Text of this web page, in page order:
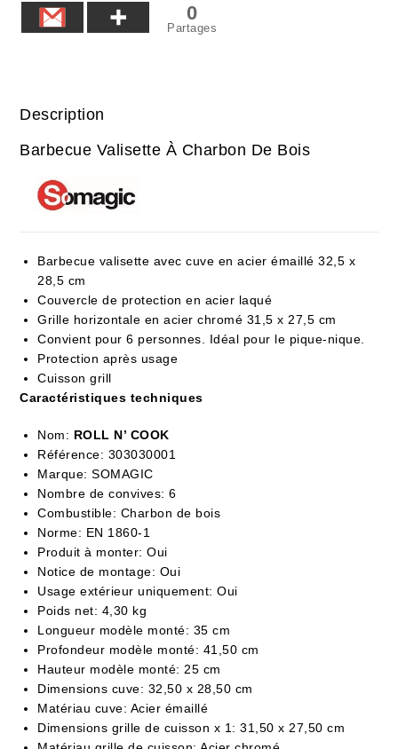
0
Partages
Description
Barbecue Valisette À Charbon De Bois
Barbecue valisette avec cuve en acier émaillé 32,5 x
28,5 cm
Couvercle de protection en acier laqué
Grille horizontale en acier chromé 31,5 x 27,5 cm
Convient pour 6 personnes. Idéal pour le pique-nique.
Protection après usage
Cuisson grill
Caractéristiques techniques
Nom: ROLL N’ COOK
Référence: 303030001
Marque: SOMAGIC
Nombre de convives: 6
Combustible: Charbon de bois
Norme: EN 1860-1
Produit à monter: Oui
Notice de montage: Oui
Usage extérieur uniquement: Oui
Poids net: 4,30 kg
Longueur modèle monté: 35 cm
Profondeur modèle monté: 41,50 cm
Hauteur modèle monté: 25 cm
Dimensions cuve: 32,50 x 28,50 cm
Matériau cuve: Acier émaillé
Dimensions grille de cuisson x 1: 31,50 x 27,50 cm